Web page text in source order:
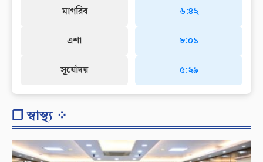
মাগরিব
এশা
সূর্যোদয়
৬:৪২
৮:০১
৫:২৯
❐ স্বাস্থ্য ⁘